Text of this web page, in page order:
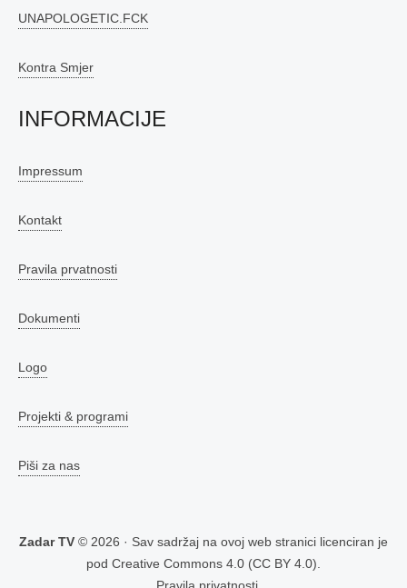
UNAPOLOGETIC.FCK
Kontra Smjer
INFORMACIJE
Impressum
Kontakt
Pravila prvatnosti
Dokumenti
Logo
Projekti & programi
Piši za nas
Zadar TV © 2026 · Sav sadržaj na ovoj web stranici licenciran je
pod Creative Commons 4.0 (CC BY 4.0)
Pravila privatnosti